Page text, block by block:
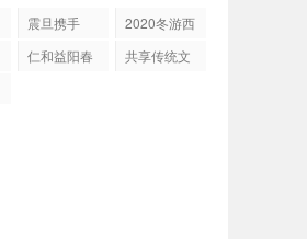
震旦携手
深圳、广
2020冬游西
318旅游
仁和益阳春
共享传统文